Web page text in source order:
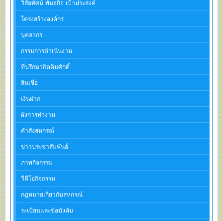
วิสัยทัศน์ พันธกิจ เป้าประสงค์
โครงสร้างองค์กร
บุคลากร
กรรมการดำเนินงาน
ที่ปรึกษากิตติมศักดิ์
สินเชื่อ
เงินฝาก
ผังการทำงาน
คำสั่งสหกรณ์
ข่าวประชาสัมพันธ์
ภาพกิจกรรม
วีดีโอกิจกรรม
กฎหมายเกี่ยวกับสหกรณ์
ระเบียบและข้อบังคับ